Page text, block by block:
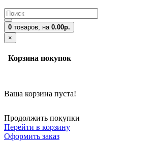
0 товаров, на 0.00р.
×
Корзина покупок
Ваша корзина пуста!
Продолжить покупки
Перейти в корзину
Оформить заказ